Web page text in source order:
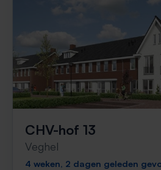
CHV-hof 13
Veghel
4 weken, 2 dagen geleden